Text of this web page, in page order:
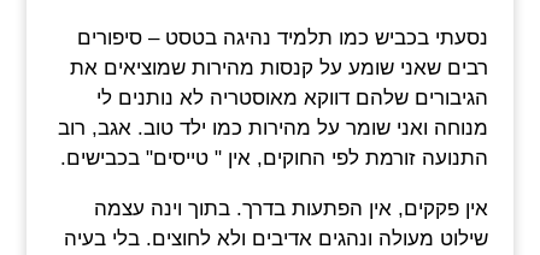
נסעתי בכביש כמו תלמיד נהיגה בטסט – סיפורים
רבים שאני שומע על קנסות מהירות שמוציאים את
הגיבורים שלהם דווקא מאוסטריה לא נותנים לי
מנוחה ואני שומר על מהירות כמו ילד טוב. אגב, רוב
התנועה זורמת לפי החוקים, אין " טייסים" בכבישים.
אין פקקים, אין הפתעות בדרך. בתוך וינה עצמה
שילוט מעולה ונהגים אדיבים ולא לחוצים. בלי בעיה